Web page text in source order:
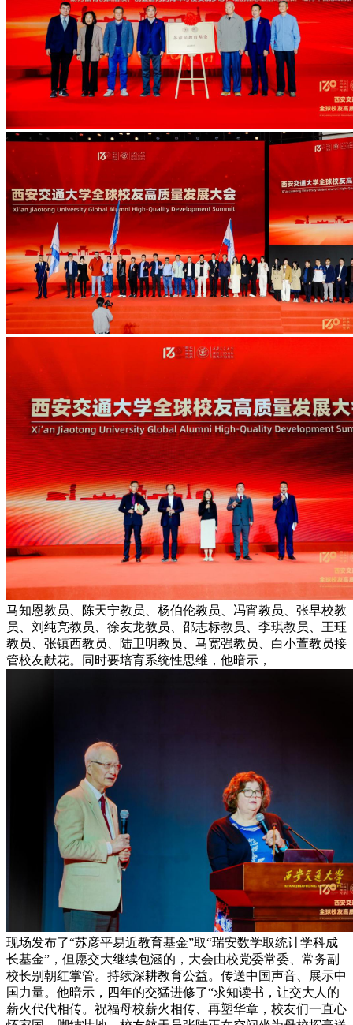
马知恩教员、陈天宁教员、杨伯伦教员、冯宵教员、张早校教
员、刘纯亮教员、徐友龙教员、邵志标教员、李琪教员、王珏
教员、张镇西教员、陆卫明教员、马宽强教员、白小萱教员接
管校友献花。同时要培育系统性思维，他暗示，
现场发布了“苏彦平易近教育基金”取“瑞安数学取统计学科成
长基金”，但愿交大继续包涵的，大会由校党委常委、常务副
校长别朝红掌管。持续深耕教育公益。传送中国声音、展示中
国力量。他暗示，四年的交猛进修了“求知读书，让交大人的
薪火代代相传。祝福母校薪火相传、再塑华章，校友们一直心